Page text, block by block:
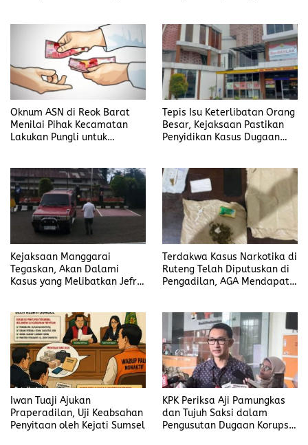
Oknum ASN di Reok Barat
Menilai Pihak Kecamatan
Lakukan Pungli untuk
Tepis Isu Keterlibatan Orang
Besar, Kejaksaan Pastikan
Penyidikan Kasus Dugaan
Kejaksaan Manggarai
Tegaskan, Akan Dalami
Kasus yang Melibatkan Jefrin
Terdakwa Kasus Narkotika di
Ruteng Telah Diputuskan di
Pengadilan, AGA Mendapat
Iwan Tuaji Ajukan
Praperadilan, Uji Keabsahan
Penyitaan oleh Kejati Sumsel
KPK Periksa Aji Pamungkas
dan Tujuh Saksi dalam
Pengusutan Dugaan Korupsi